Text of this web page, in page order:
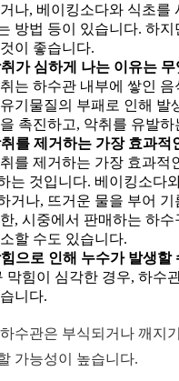
나, 베이킹소다와 식초를
방법 등이 있습니다. 하
이 좋습니다.
가 심하게 나는 이유는 무
는 하수관 내부에 쌓인
기물질의 부패로 인해 발
촉진하고, 악취를 유발
를 제거하는 가장 효과적
를 제거하는 가장 효과적
는 것입니다. 베이킹소다
거나, 뜨거운 물을 부어
, 시중에서 판매하는 하
할 수도 있습니다.
으로 인해 누수가 발생할
막힘이 심각한 경우, 하수
니다.
수관은 부식되거나 깨지
가능성이 높습니다.